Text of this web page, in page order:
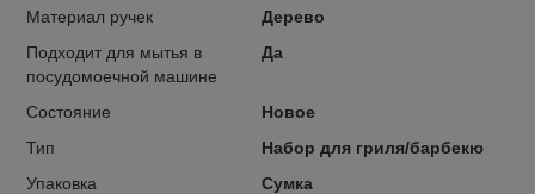
Материал ручек
Дерево
Подходит для мытья в
посудомоечной машине
Да
Состояние
Новое
Тип
Набор для гриля/барбекю
Упаковка
Сумка